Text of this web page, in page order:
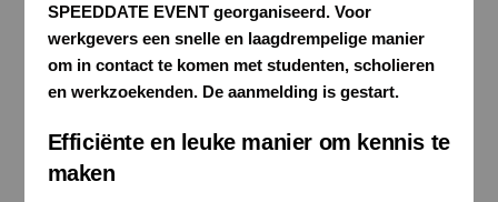
SPEEDDATE EVENT georganiseerd. Voor
werkgevers een snelle en laagdrempelige manier
om in contact te komen met studenten, scholieren
en werkzoekenden. De aanmelding is gestart.
Efficiënte en leuke manier om kennis te
maken